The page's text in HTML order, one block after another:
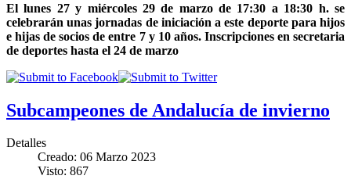
El lunes 27 y miércoles 29 de marzo de 17:30 a 18:30 h. se
celebrarán unas jornadas de iniciación a este deporte para hijos
e hijas de socios de entre 7 y 10 años. Inscripciones en secretaria
de deportes hasta el 24 de marzo
Subcampeones de Andalucía de invierno
Detalles
Creado: 06 Marzo 2023
Visto: 867